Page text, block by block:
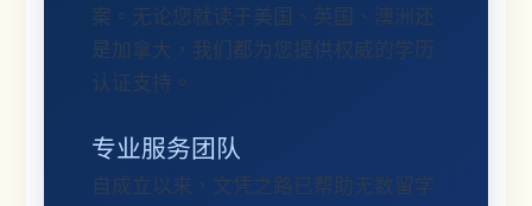
案。无论您就读于美国、英国、澳洲还
是加拿大，我们都为您提供权威的学历
认证支持。
专业服务团队
自成立以来，文凭之路已帮助无数留学